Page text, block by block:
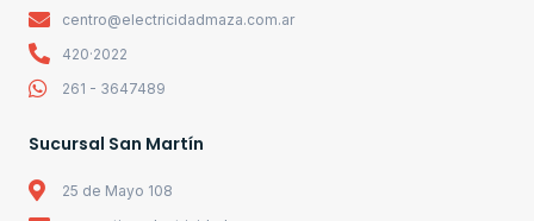
centro@electricidadmaza.com.ar
420·2022
261 - 3647489
Sucursal San Martín
25 de Mayo 108